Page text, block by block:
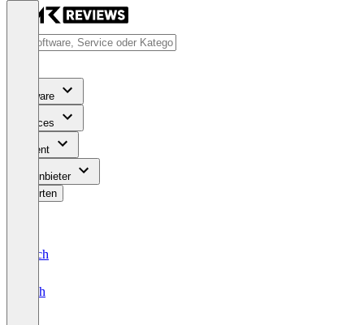
Software
Services
Content
Für Anbieter
Bewerten
Deutsch
English